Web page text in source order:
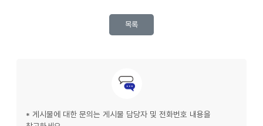
목록
* 게시물에 대한 문의는 게시물 담당자 및 전화번호 내용을